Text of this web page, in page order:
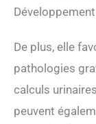
chat ou
les
d'appétit
en
De plus, elle
pathologies
calculs
peuvent